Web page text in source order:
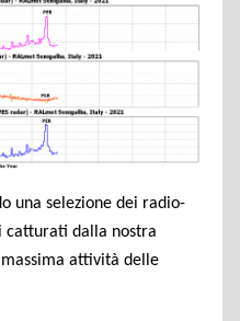
una selezione dei radio-
catturati dalla nostra
attività delle